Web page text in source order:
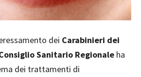
dei Carabinieri dei
Sanitario Regionale ha
dei trattamenti di